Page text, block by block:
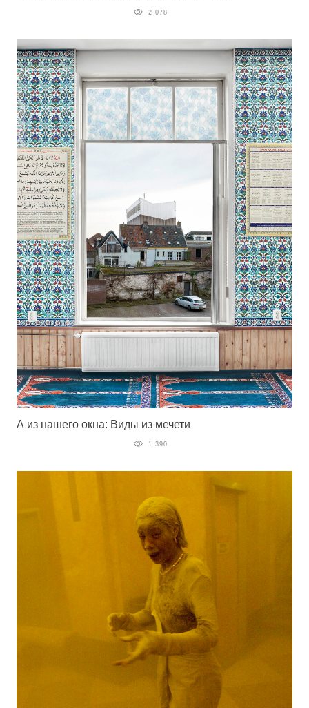
2 078
А из нашего окна: Виды из мечети
1 390